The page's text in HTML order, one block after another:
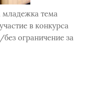
младежка тема
в конкурса
ограничение за